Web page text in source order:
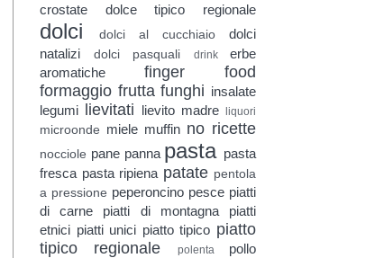
crostate dolce tipico regionale
dolci dolci al cucchiaio
dolci
natalizi
dolci pasquali drink
erbe
aromatiche
finger food
formaggio frutta funghi insalate
legumi lievitati lievito madre liquori
microonde miele muffin no ricette
nocciole pane panna pasta pasta
fresca pasta ripiena patate pentola
a pressione peperoncino pesce piatti
di carne
piatti di montagna
piatti
etnici piatti unici piatto tipico piatto
tipico regionale
polenta pollo